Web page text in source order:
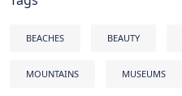
BEACHES BEAUTY
MOUNTAINS MUSEUMS